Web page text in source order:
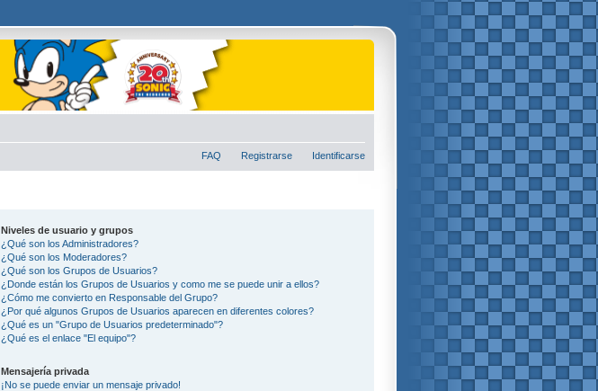
FAQ Registrarse Identificarse
Niveles de usuario y grupos
¿Qué son los Administradores?
¿Qué son los Moderadores?
¿Qué son los Grupos de Usuarios?
¿Donde están los Grupos de Usuarios y como me se puede unir a ellos?
¿Cómo me convierto en Responsable del Grupo?
¿Por qué algunos Grupos de Usuarios aparecen en diferentes colores?
¿Qué es un "Grupo de Usuarios predeterminado"?
¿Qué es el enlace "El equipo"?
Mensajería privada
¡No se puede enviar un mensaje privado!